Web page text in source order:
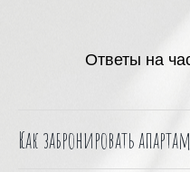
Ответы на
Как забронировать